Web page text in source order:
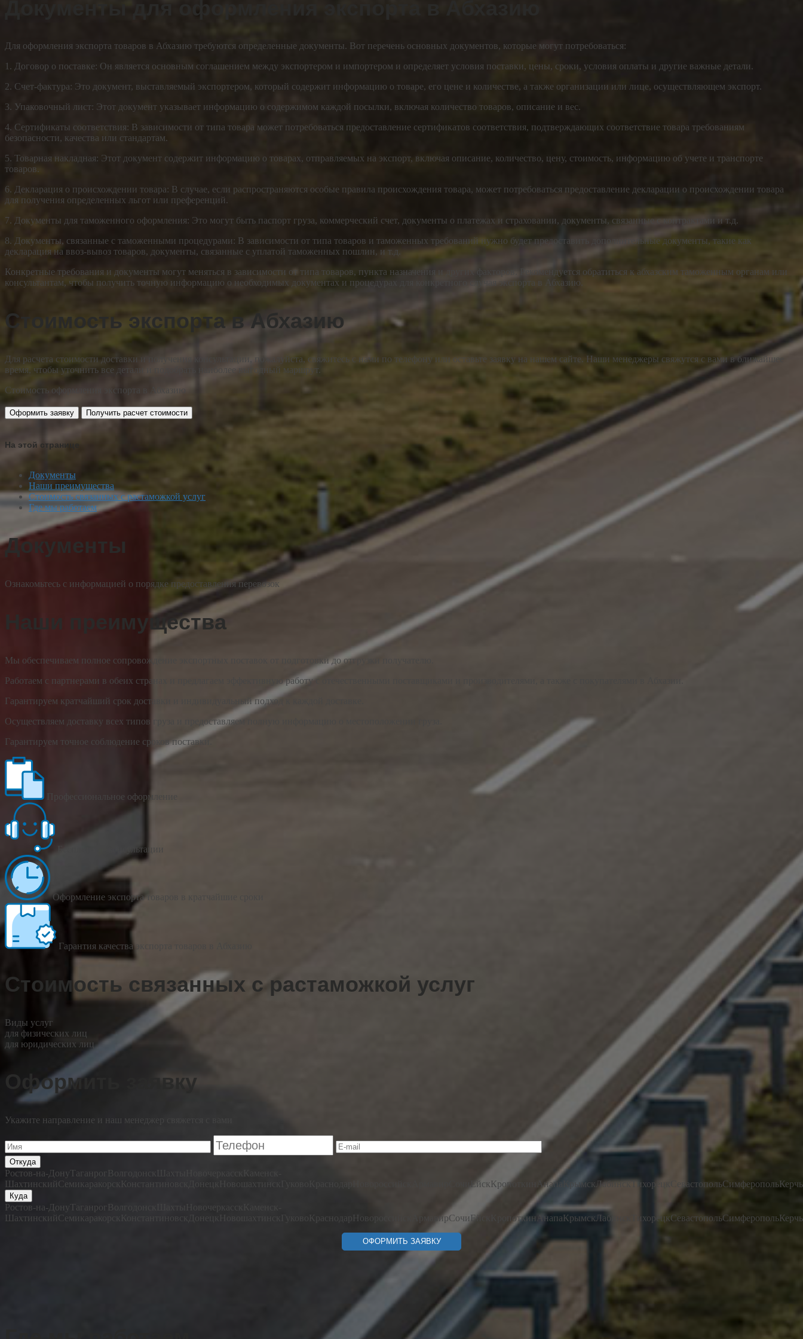
Документы для оформления экспорта в Абхазию
Для оформления экспорта товаров в Абхазию требуются определенные документы. Вот перечень основных документов, которые могут потребоваться:
1. Договор о поставке: Он является основным соглашением между экспортером и импортером и определяет условия поставки, цены, сроки, условия оплаты и другие важные детали.
2. Счет-фактура: Это документ, выставляемый экспортером, который содержит информацию о товаре, его цене и количестве, а также организации или лице, осуществляющем экспорт.
3. Упаковочный лист: Этот документ указывает информацию о содержимом каждой посылки, включая количество товаров, описание и вес.
4. Сертификаты соответствия: В зависимости от типа товара может потребоваться предоставление сертификатов соответствия, подтверждающих соответствие товара требованиям
безопасности, качества или стандартам.
5. Товарная накладная: Этот документ содержит информацию о товарах, отправляемых на экспорт, включая описание, количество, цену, стоимость, информацию об учете и транспорте
товаров.
6. Декларация о происхождении товара: В случае, если распространяются особые правила происхождения товара, может потребоваться предоставление декларации о происхождении товара
для получения определенных льгот или преференций.
7. Документы для таможенного оформления: Это могут быть паспорт груза, коммерческий счет, документы о платежах и страховании, документы, связанные с контрактами и т.д.
8. Документы, связанные с таможенными процедурами: В зависимости от типа товаров и таможенных требований нужно будет предоставить дополнительные документы, такие как
декларация на ввоз-вывоз товаров, документы, связанные с уплатой таможенных пошлин, и т.д.
Конкретные требования и документы могут меняться в зависимости от типа товаров, пункта назначения и других факторов. Рекомендуется обратиться к абхазским таможенным органам или
консультантам, чтобы получить точную информацию о необходимых документах и процедурах для конкретного случая экспорта в Абхазию.
Стоимость экспорта в Абхазию
Для расчета стоимости доставки и получения консультации, пожалуйста, свяжитесь с нами по телефону или оставьте заявку на нашем сайте. Наши менеджеры свяжутся с вами в ближайшее
время, чтобы уточнить все детали и подобрать наиболее выгодный маршрут.
Стоимость оформления экспорта в Абхазию
Оформить заявку Получить расчет стоимости
На этой странице
Документы
Наши преимущества
Стоимость связанных с растаможкой услуг
Где мы работаем
Документы
Ознакомьтесь с информацией о порядке предоставления перевозок
Наши преимущества
Мы обеспечиваем полное сопровождение экспортных поставок от подготовки до отгрузки получателю.
Работаем с партнерами в обеих странах и предлагаем эффективную работу с отечественными поставщиками и производителями, а также с покупателями в Абхазии.
Гарантируем кратчайший срок доставки и индивидуальный подход к каждой доставке.
Осуществляем доставку всех типов груза и предоставляем полную информацию о местоположении груза.
Гарантируем точное соблюдение сроков поставки.
Профессиональное оформление
Бесплатные консультации
Оформление экспорта товаров в кратчайшие сроки
Гарантия качества экспорта товаров в Абхазию
Стоимость связанных с растаможкой услуг
Виды услуг
для физических лиц
для юридических лиц
Оформить заявку
Укажите направление и наш менеджер свяжется с вами
Откуда
Ростов-на-Дону Таганрог Волгодонск
ШахтинскийСемикаракорск Константиновск ЕйскКропоткин Анапа Крымск Лабинск Тихорецк СевастопольСимферопольКерчь
Куда
Ростов-на-Дону Таганрог Волгодонск Новочеркасск
ШахтинскийСемикаракорск Константиновск Донецк Гуково КраснодарНовороссийск АрмавирСочиЕйск Кропоткин АнапаКрымскЛабинск ТихорецкСевастопольСимферопольКерчь